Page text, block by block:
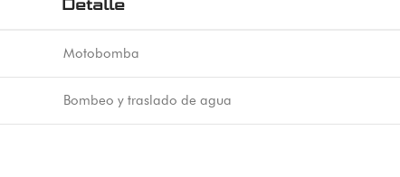
Detalle
Motobomba
Bombeo y traslado de agua